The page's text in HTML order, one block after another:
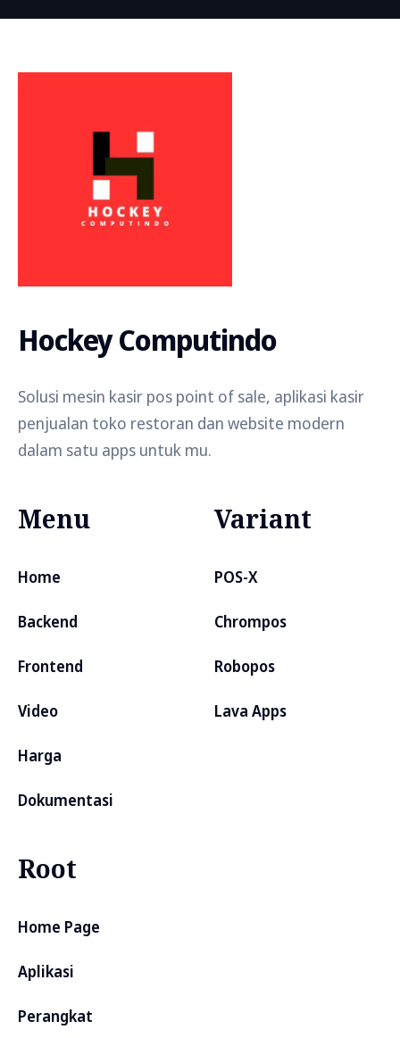
Hockey Computindo
Solusi mesin kasir pos point of sale, aplikasi kasir
penjualan toko restoran dan website modern
dalam satu apps untuk mu.
Menu
Home
Backend
Frontend
Video
Harga
Dokumentasi
Variant
POS-X
Chrompos
Robopos
Lava Apps
Root
Home Page
Aplikasi
Perangkat